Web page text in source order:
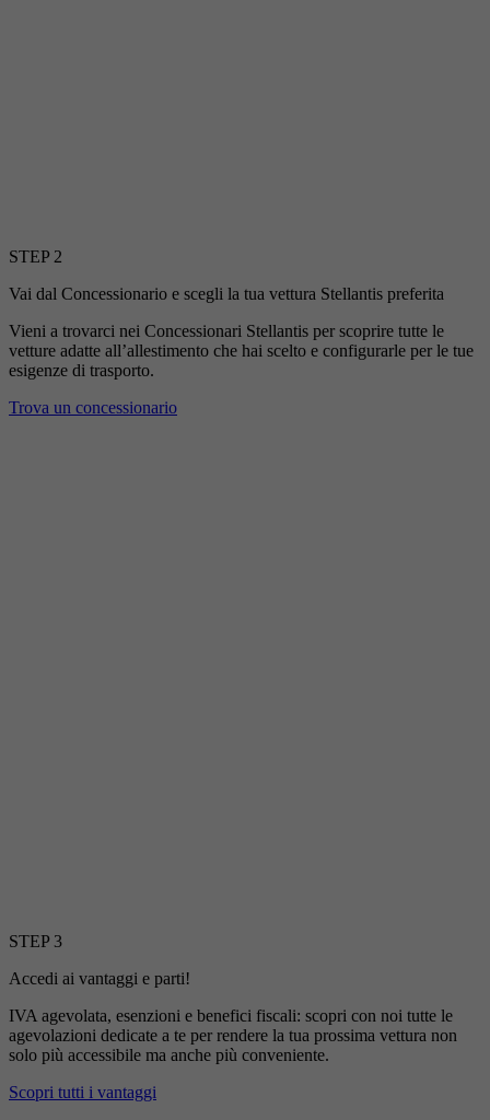
STEP 2
Vai dal Concessionario e scegli la tua vettura Stellantis preferita
Vieni a trovarci nei Concessionari Stellantis per scoprire tutte le
vetture adatte all’allestimento che hai scelto e configurarle per le tue
esigenze di trasporto.
Trova un concessionario
STEP 3
Accedi ai vantaggi e parti!
IVA agevolata, esenzioni e benefici fiscali: scopri con noi tutte le
agevolazioni dedicate a te per rendere la tua prossima vettura non
solo più accessibile ma anche più conveniente.
Scopri tutti i vantaggi